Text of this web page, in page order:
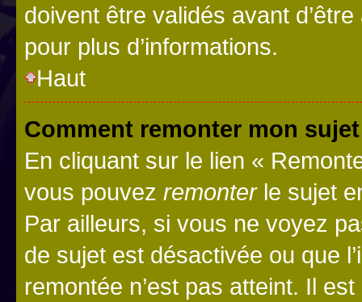
doivent être validés avant
pour plus d’informations.
Haut
Comment remonter mon
En cliquant sur le lien «
vous pouvez remonterle sujet
Par ailleurs, si vous ne voyez
de sujet est désactivée ou que
remontée n’est pas atteint. Il